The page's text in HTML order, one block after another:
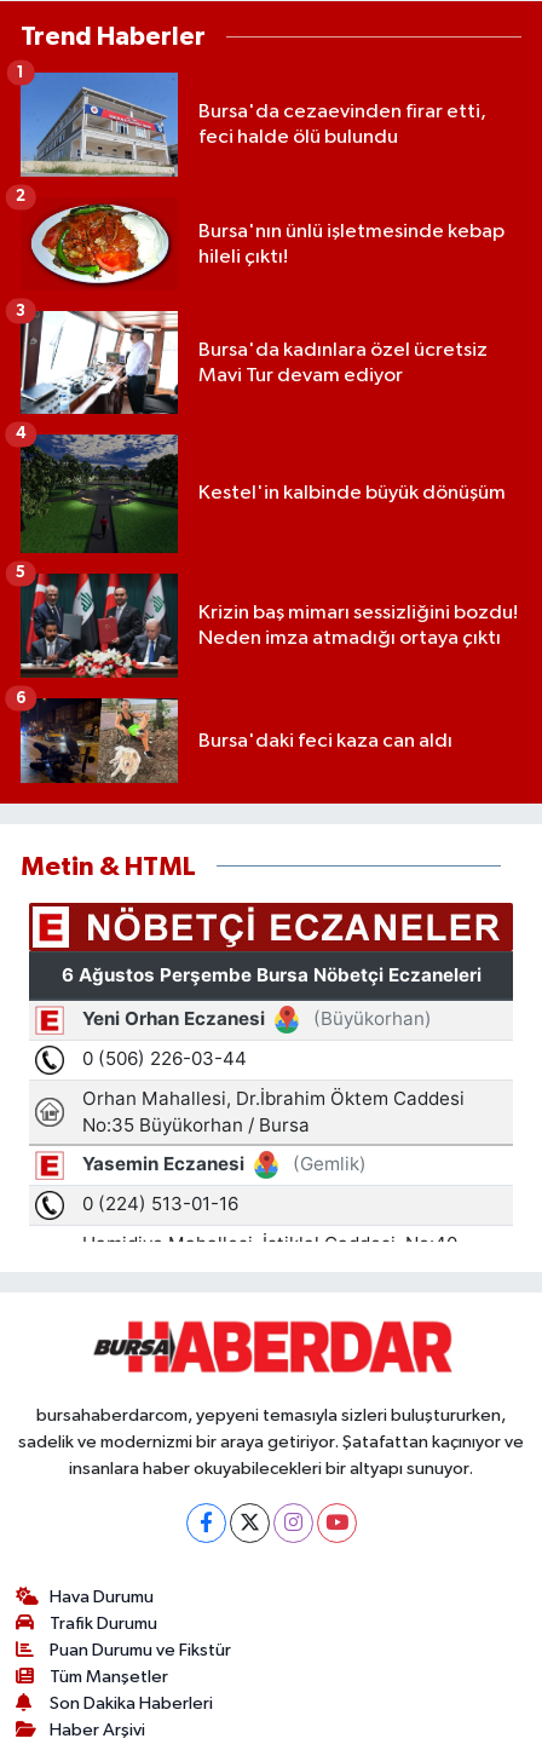
Trend Haberler
Bursa'da cezaevinden firar etti,
feci halde ölü bulundu
1
Bursa'nın ünlü işletmesinde kebap
hileli çıktı!
2
Bursa'da kadınlara özel ücretsiz
Mavi Tur devam ediyor
3
Kestel'in kalbinde büyük dönüşüm
4
Krizin baş mimarı sessizliğini bozdu!
Neden imza atmadığı ortaya çıktı
5
Bursa'daki feci kaza can aldı
6
Metin & HTML
bursahaberdarcom, yepyeni temasıyla sizleri buluştururken,
sadelik ve modernizmi bir araya getiriyor. Şatafattan kaçınıyor ve
insanlara haber okuyabilecekleri bir altyapı sunuyor.
Hava Durumu
Trafik Durumu
Puan Durumu ve Fikstür
Tüm Manşetler
Son Dakika Haberleri
Haber Arşivi